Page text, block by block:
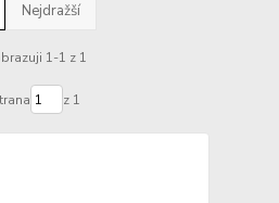
Nejdražší
1-1 z 1
z 1